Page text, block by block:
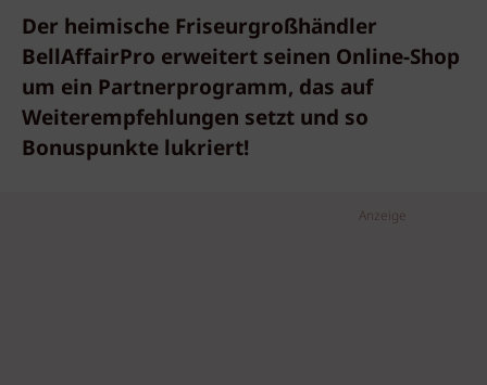
Der heimische Friseurgroßhändler
BellAffairPro erweitert seinen Online-Shop
um ein Partnerprogramm, das auf
Weiterempfehlungen setzt und so
Bonuspunkte lukriert!
Anzeige